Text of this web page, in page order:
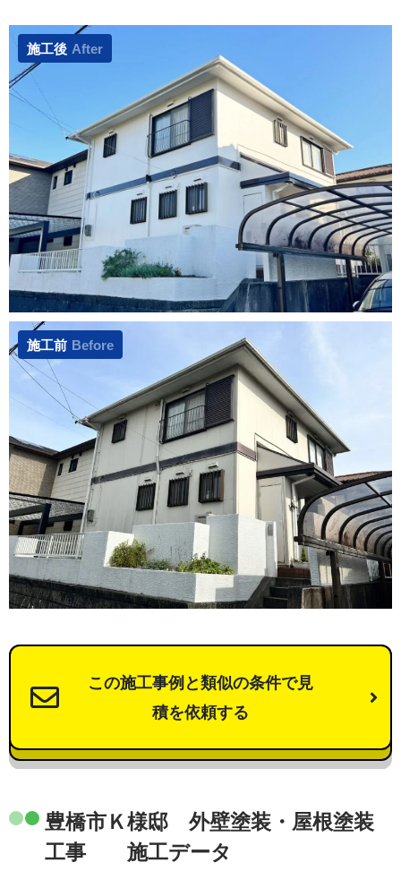
施工後 After
施工前 Before
この施工事例と類似の条件で見
積を依頼する
豊橋市Ｋ様邸 外壁塗装・屋根塗装
工事 施工データ